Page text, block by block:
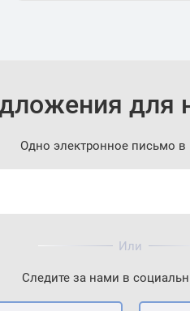
для
Одно электронное письмо
Или
Следите за нами в